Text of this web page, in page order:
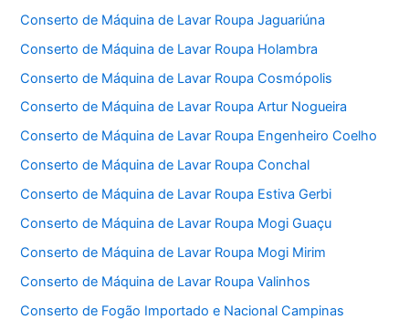
Conserto de Máquina de Lavar Roupa Jaguariúna
Conserto de Máquina de Lavar Roupa Holambra
Conserto de Máquina de Lavar Roupa Cosmópolis
Conserto de Máquina de Lavar Roupa Artur Nogueira
Conserto de Máquina de Lavar Roupa Engenheiro Coelho
Conserto de Máquina de Lavar Roupa Conchal
Conserto de Máquina de Lavar Roupa Estiva Gerbi
Conserto de Máquina de Lavar Roupa Mogi Guaçu
Conserto de Máquina de Lavar Roupa Mogi Mirim
Conserto de Máquina de Lavar Roupa Valinhos
Conserto de Fogão Importado e Nacional Campinas